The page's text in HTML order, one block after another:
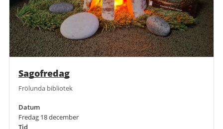
Sagofredag
Frölunda bibliotek
Datum
Fredag 18 december
Tid